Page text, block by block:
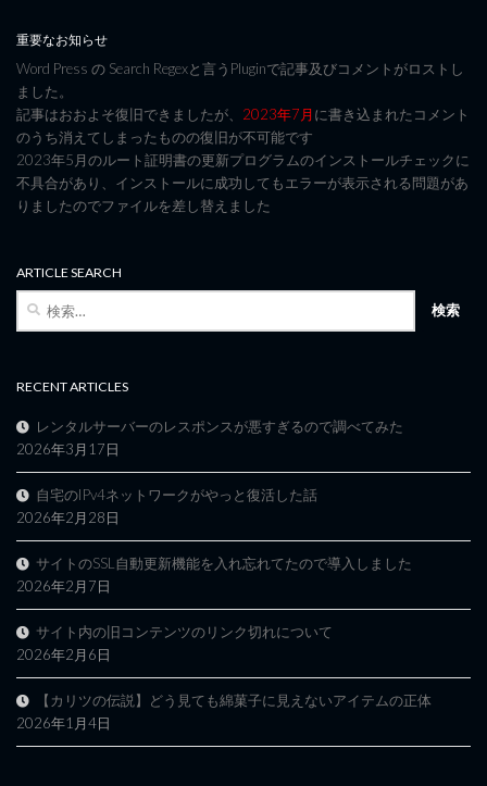
重要なお知らせ
Word Press の Search Regexと言うPluginで記事及びコメントがロストし
ました。
記事はおおよそ復旧できましたが、 2023年7月に書き込まれたコメント
のうち消えてしまったものの復旧が不可能です
2023年5月のルート証明書の更新プログラムのインストールチェックに
不具合があり、インストールに成功してもエラーが表示される問題があ
りましたのでファイルを差し替えました
ARTICLE SEARCH
RECENT ARTICLES
レンタルサーバーのレスポンスが悪すぎるので調べてみた
2026年3月17日
自宅のIPv4ネットワークがやっと復活した話
2026年2月28日
サイトのSSL自動更新機能を入れ忘れてたので導入しました
2026年2月7日
サイト内の旧コンテンツのリンク切れについて
2026年2月6日
【カリツの伝説】どう見ても綿菓子に見えないアイテムの正体
2026年1月4日